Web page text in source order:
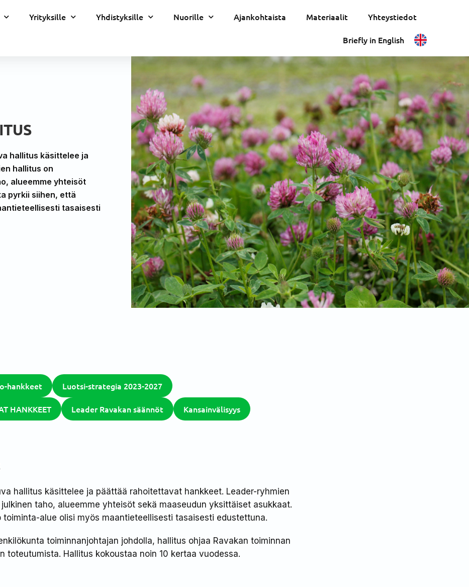
Yrityksille Yhdistyksille Nuorille Ajankohtaista Materiaalit Yhteystiedot
Briefly in English
hallitus käsittelee ja
hallitus on
alueemme yhteisöt
pyrkii siihen, että
tasaisesti
hankkeet Luotsi-strategia 2023-2027
HANKKEET Leader Ravakan säännöt Kansainvälisyys
hallitus käsittelee ja päättää rahoitettavat hankkeet. Leader-ryhmien
taho, alueemme yhteisöt sekä maaseudun yksittäiset asukkaat.
alue olisi myös maantieteellisesti tasaisesti edustettuna.
toiminnanjohtajan johdolla, hallitus ohjaa Ravakan toiminnan
toteutumista. Hallitus kokoustaa noin 10 kertaa vuodessa.